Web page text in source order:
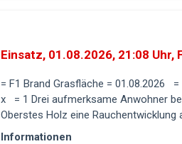
Einsatz, 01.08.2026, 21:08 Uhr,
= F1 Brand Grasfläche = 01.08.2026
x = 1 Drei aufmerksame Anwohner
Oberstes Holz eine Rauchentwicklung
Informationen